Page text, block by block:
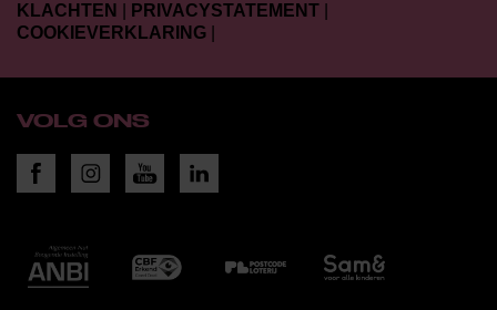
KLACHTEN
PRIVACYSTATEMENT
COOKIEVERKLARING
VOLG ONS